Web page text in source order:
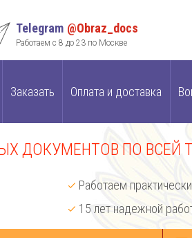
Telegram @Obraz_docs
Работаем с 8 до 23 по Москве
Заказать Оплата и доставка
ДОКУМЕНТОВ ПО ВСЕЙ
Работаем
15 лет надежной